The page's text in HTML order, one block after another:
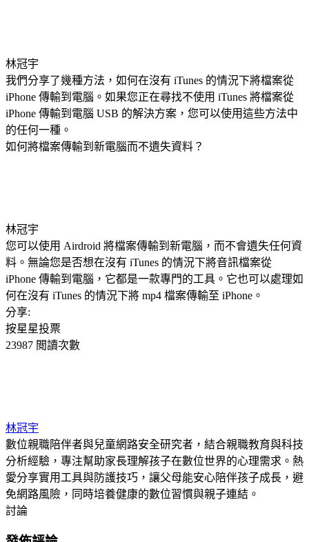
林冠宇
我們分享了幾種方法，如何在沒有 iTunes 的情況下將檔案從
iPhone 傳輸到電腦。如果您正在尋找不使用 iTunes 將檔案從
iPhone 傳輸到電腦 USB 的解決方案，您可以使用這些方法中
的任何一種。
如何將檔案傳輸到新電腦而不遺失資料？
林冠宇
您可以使用 Airdroid 將檔案傳輸到新電腦，而不會遺失任何資
料。無論您是否想在沒有 iTunes 的情況下將音訊檔案從
iPhone 傳輸到電腦，它都是一款專門的工具。它也可以處理如
何在沒有 iTunes 的情況下將 mp4 檔案傳輸至 iPhone。
分享:
按星星投票
23987 閲讀次數
林冠宇
數位親職陪伴者與兒童網路安全研究者，結合親職教育與科技
分析經驗，專注幫助家長理解孩子在數位世界的心理需求。熱
愛分享實用工具與防護技巧，讓父母能安心陪伴孩子成長，避
免網路風險，同時培養健康的數位習慣與親子連結。
討論